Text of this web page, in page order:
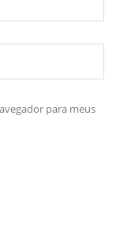
para meus